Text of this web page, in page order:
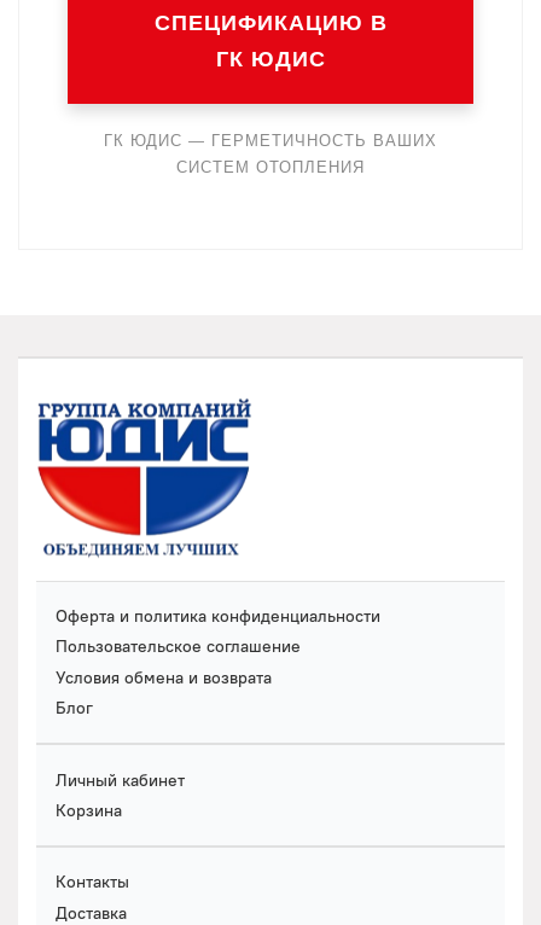
СПЕЦИФИКАЦИЮ В
ГК ЮДИС
ГК ЮДИС — ГЕРМЕТИЧНОСТЬ ВАШИХ
СИСТЕМ ОТОПЛЕНИЯ
Оферта и политика конфиденциальности
Пользовательское соглашение
Условия обмена и возврата
Блог
Личный кабинет
Корзина
Контакты
Доставка